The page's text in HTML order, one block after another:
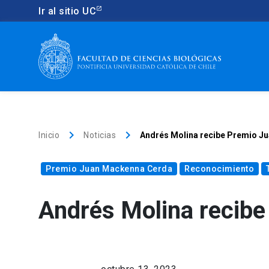
Ir al sitio UC
Inicio keyboard_arrow_right Noticias keyboard_arrow_right Andrés Molina recibe Premio
Premio Juan Mackenna Cerda Reconocimiento
Andrés Molina